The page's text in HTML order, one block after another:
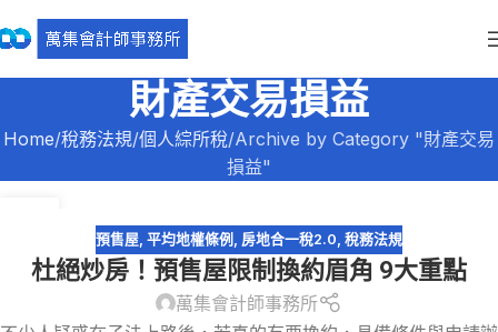
財產交易損益
Home 稅務法規 個人綜所稅 Archive by Category "財產交易
損益"
預售屋, 平均地權條例 , 房地合一稅2.0, 稅務法規
杜絕炒房！預售屋限制換約眉角 9大重點
萬集會計師事務所